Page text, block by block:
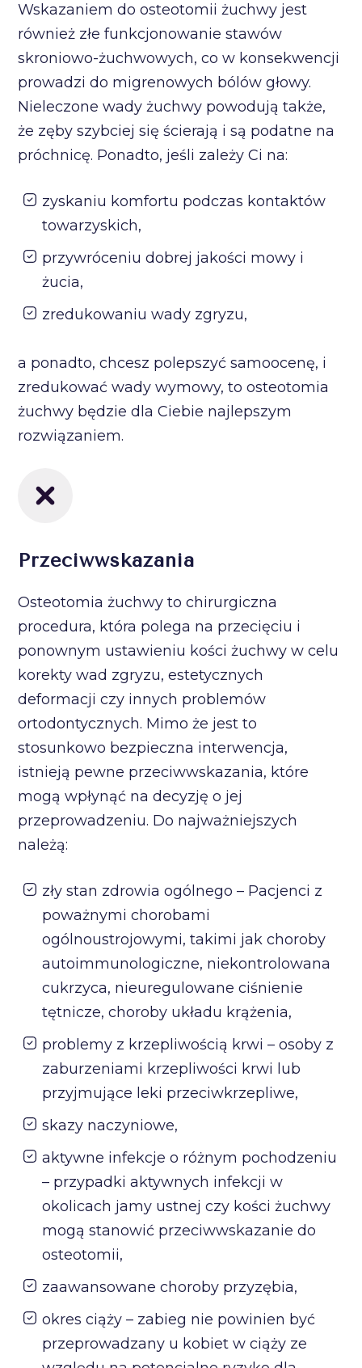
Wskazaniem do osteotomii żuchwy jest
również złe funkcjonowanie stawów
skroniowo-żuchwowych, co w konsekwencji
prowadzi do migrenowych bólów głowy.
Nieleczone wady żuchwy powodują także,
że zęby szybciej się ścierają i są podatne na
próchnicę. Ponadto, jeśli zależy Ci na:
zyskaniu komfortu podczas kontaktów
towarzyskich,
przywróceniu dobrej jakości mowy i
żucia,
zredukowaniu wady zgryzu,
a ponadto, chcesz polepszyć samoocenę, i
zredukować wady wymowy, to osteotomia
żuchwy będzie dla Ciebie najlepszym
rozwiązaniem.
Przeciwwskazania
Osteotomia żuchwy to chirurgiczna
procedura, która polega na przecięciu i
ponownym ustawieniu kości żuchwy w celu
korekty wad zgryzu, estetycznych
deformacji czy innych problemów
ortodontycznych. Mimo że jest to
stosunkowo bezpieczna interwencja,
istnieją pewne przeciwwskazania, które
mogą wpłynąć na decyzję o jej
przeprowadzeniu. Do najważniejszych
należą:
zły stan zdrowia ogólnego – Pacjenci z
poważnymi chorobami
ogólnoustrojowymi, takimi jak choroby
autoimmunologiczne, niekontrolowana
cukrzyca, nieuregulowane ciśnienie
tętnicze, choroby układu krążenia,
problemy z krzepliwością krwi – osoby z
zaburzeniami krzepliwości krwi lub
przyjmujące leki przeciwkrzepliwe,
skazy naczyniowe,
aktywne infekcje o różnym pochodzeniu
– przypadki aktywnych infekcji w
okolicach jamy ustnej czy kości żuchwy
mogą stanowić przeciwwskazanie do
osteotomii,
zaawansowane choroby przyzębia,
okres ciąży – zabieg nie powinien być
przeprowadzany u kobiet w ciąży ze